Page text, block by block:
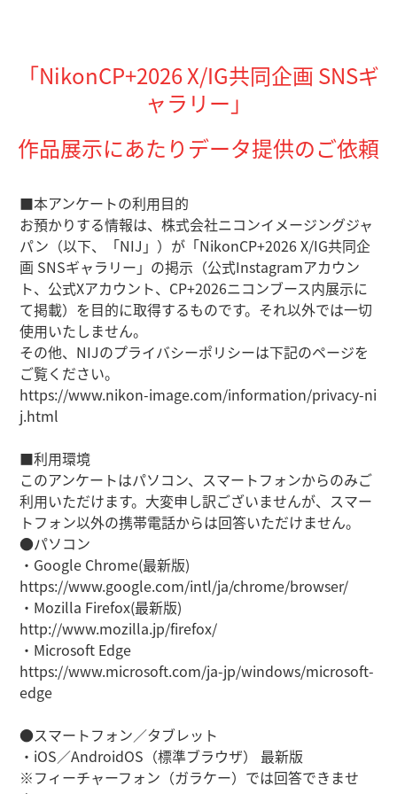
「NikonCP+2026 X/IG共同企画 SNSギ
ャラリー」
作品展示にあたりデータ提供のご依頼
■本アンケートの利用目的
お預かりする情報は、株式会社ニコンイメージングジャ
パン（以下、「NIJ」）が「NikonCP+2026 X/IG共同企
画 SNSギャラリー」の掲示（公式Instagramアカウン
ト、公式Xアカウント、CP+2026ニコンブース内展示に
て掲載）を目的に取得するものです。それ以外では一切
使用いたしません。
その他、NIJのプライバシーポリシーは下記のページを
ご覧ください。
https://www.nikon-image.com/information/privacy-ni
j.html
■利用環境
このアンケートはパソコン、スマートフォンからのみご
利用いただけます。大変申し訳ございませんが、スマー
トフォン以外の携帯電話からは回答いただけません。
●パソコン
・Google Chrome(最新版)
https://www.google.com/intl/ja/chrome/browser/
・Mozilla Firefox(最新版)
http://www.mozilla.jp/firefox/
・Microsoft Edge
https://www.microsoft.com/ja-jp/windows/microsoft-
edge
●スマートフォン／タブレット
・iOS／AndroidOS（標準ブラウザ） 最新版
※フィーチャーフォン（ガラケー）では回答できませ